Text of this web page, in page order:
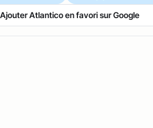
Ajouter Atlantico en favori sur Google